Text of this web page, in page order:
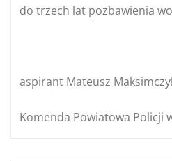
do trzech lat pozbawienia
aspirant Mateusz
Komenda Powiatowa Policji